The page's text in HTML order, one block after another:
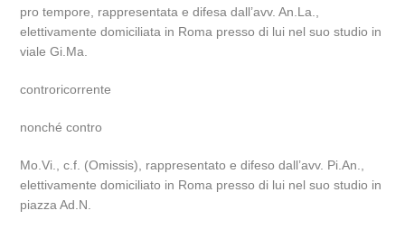
pro tempore, rappresentata e difesa dall’avv. An.La.,
elettivamente domiciliata in Roma presso di lui nel suo studio in
viale Gi.Ma.
controricorrente
nonché contro
Mo.Vi., c.f. (Omissis), rappresentato e difeso dall’avv. Pi.An.,
elettivamente domiciliato in Roma presso di lui nel suo studio in
piazza Ad.N.